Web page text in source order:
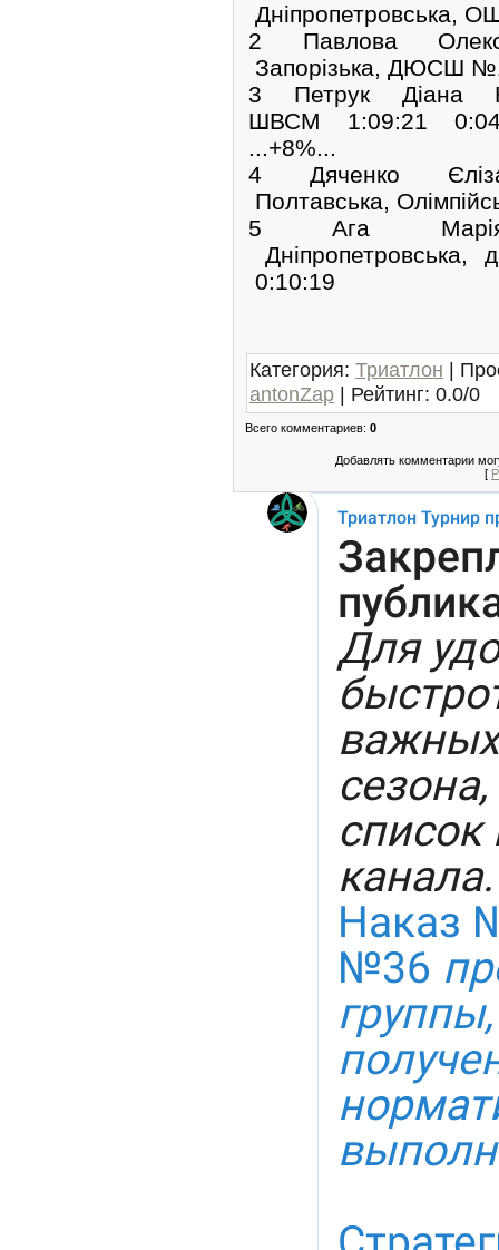
2 Павлова
Запорізька, ДЮСШ
3 Петрук Діана
ШВСМ 1:09:21
...+8%...
4 Дяченко
Полтавська,
5 Ага
0:10:19
Категория: Триатлон |
antonZap | Рейтинг: 0.0/0
Всего комментариев: 0
Добавлять комментарии
[